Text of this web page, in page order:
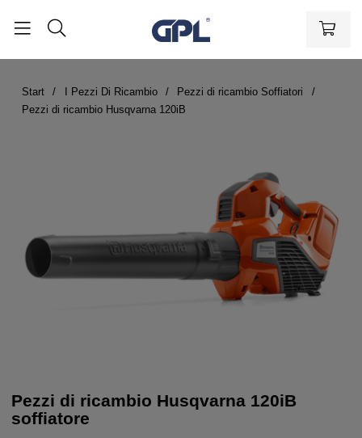
Start I Pezzi Di Ricambio
Pezzi di ricambio Soffiatori
Pezzi di ricambio Husqvarna 120iB
Pezzi di ricambio Husqvarna 120iB
soffiatore